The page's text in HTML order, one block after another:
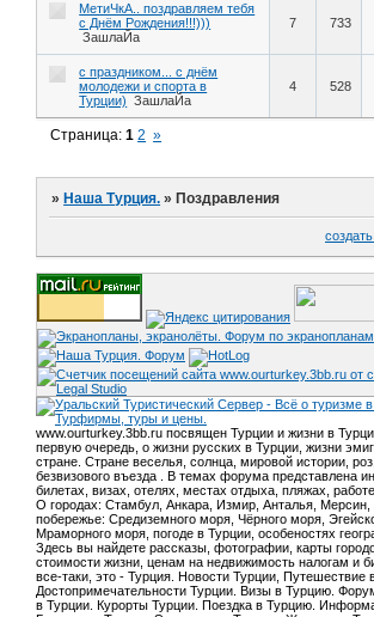
МетиЧкА.. поздравляем тебя
с Днём Рождения!!!)))
ЗашлаЙа
7 733
с праздником... с днём
молодежи и спорта в
Турции)
ЗашлаЙа
4 528
Страница:1 2 »
»Наша Турция. »Поздравления
www.ourturkey.3bb.ru посвящен Турции и жизни в
первую очередь, о жизни русских в Турции, жизни
стране. Стране веселья, солнца, мировой истории,
безвизового въезда . В темах форума представлена
билетах, визах, отелях, местах отдыха, пляжах,
О городах: Стамбул, Анкара, Измир, Анталья, Мерсин,
побережье: Средиземного моря, Чёрного моря,
Мраморного моря, погоде в Турции, особеностях
Здесь вы найдете рассказы, фотографии, карты
стоимости жизни, ценам на недвижимость налогам и
все-таки, это - Турция. Новости Турции, Путешествие
Достопримечательности Турции. Визы в Турцию.
в Турции. Курорты Турции. Поездка в Турцию.